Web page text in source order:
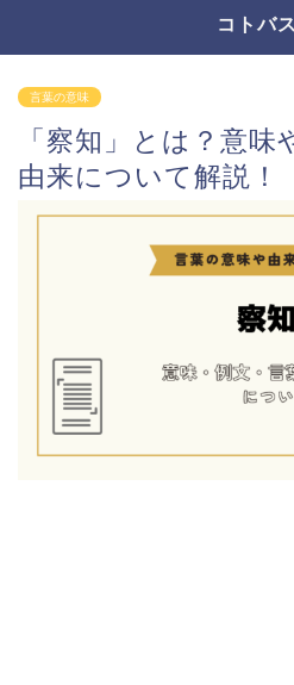
コトバ
言葉の意味
「察知」とは？意
由来について解説！